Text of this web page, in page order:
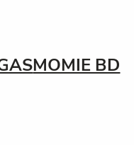
MOMIE BD